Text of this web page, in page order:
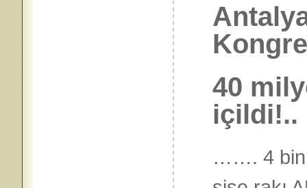
40
içildi!..
……. 4 bin